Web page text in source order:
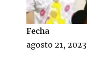
Fecha
agosto 21, 2023